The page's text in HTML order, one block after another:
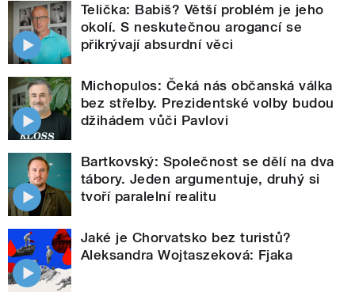
Telička: Babiš? Větší problém je jeho
okolí. S neskutečnou arogancí se
přikrývají absurdní věci
Michopulos: Čeká nás občanská válka
bez střelby. Prezidentské volby budou
džihádem vůči Pavlovi
Bartkovský: Společnost se dělí na dva
tábory. Jeden argumentuje, druhý si
tvoří paralelní realitu
Jaké je Chorvatsko bez turistů?
Aleksandra Wojtaszeková: Fjaka